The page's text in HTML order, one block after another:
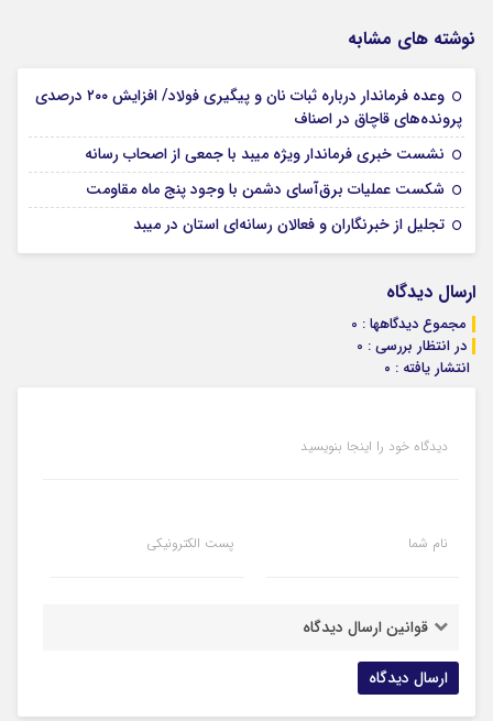
نوشته های مشابه
وعده فرماندار درباره ثبات نان و پیگیری فولاد/ افزایش ۲۰۰ درصدی
پرونده‌های قاچاق در اصناف
نشست خبری فرماندار ویژه میبد با جمعی از اصحاب رسانه
شکست عملیات برق‌آسای دشمن با وجود پنج ماه مقاومت
تجلیل از خبرنگاران و فعالان رسانه‌ای استان در میبد
ارسال دیدگاه
مجموع دیدگاهها : 0
در انتظار بررسی : 0
انتشار یافته : ۰
دیدگاه خود را اینجا بنویسید
نام شما پست الکترونیکی
قوانین ارسال دیدگاه